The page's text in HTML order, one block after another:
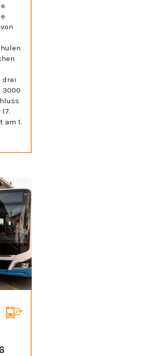
drei
3000
1.